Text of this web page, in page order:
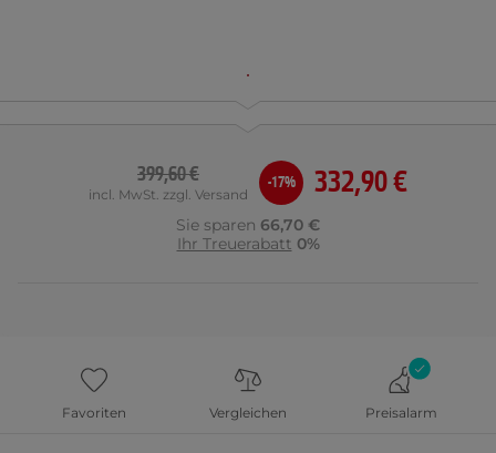
332,90 €
399,60 €
incl. MwSt. zzgl. Versand
-17%
Sie sparen 66,70 €
Ihr Treuerabatt 0%
Favoriten Vergleichen Preisalarm